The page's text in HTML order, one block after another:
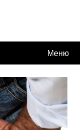
Меню